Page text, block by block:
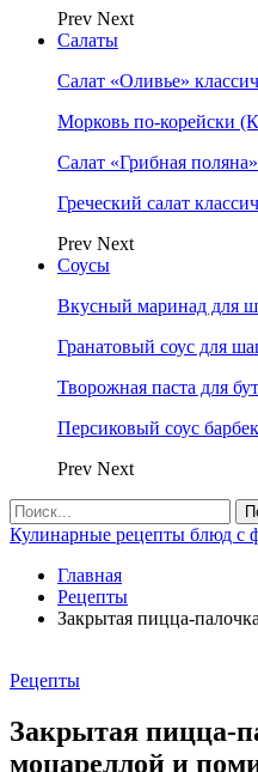
Prev Next
Салаты
Салат «Оливье»
Морковь по-корейски
Салат «Грибная поляна»
Греческий салат
Prev Next
Соусы
Вкусный маринад для
Гранатовый соус для
Творожная паста для
Персиковый соус
Prev Next
Кулинарные рецепты блюд с
Главная
Рецепты
Закрытая пицца-
Рецепты
Закрытая пицца-
моцареллой и